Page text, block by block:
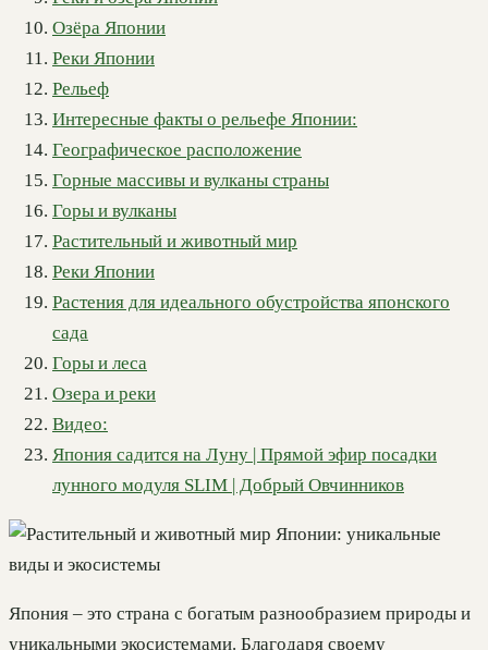
Озёра Японии
Реки Японии
Рельеф
Интересные факты о рельефе Японии:
Географическое расположение
Горные массивы и вулканы страны
Горы и вулканы
Растительный и животный мир
Реки Японии
Растения для идеального обустройства японского
сада
Горы и леса
Озера и реки
Видео:
Япония садится на Луну | Прямой эфир посадки
лунного модуля SLIM | Добрый Овчинников
Япония – это страна с богатым разнообразием природы и
уникальными экосистемами. Благодаря своему